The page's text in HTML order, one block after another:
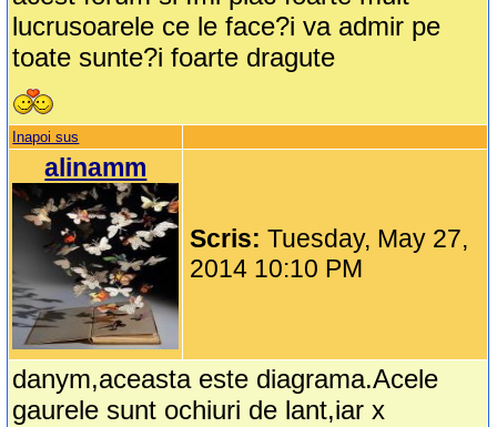
lucrusoarele ce le face?i va admir pe
toate sunte?i foarte dragute
Inapoi sus
alinamm
Scris:Tuesday, May 27,
2014 10:10 PM
danym,aceasta este diagrama.Acele
gaurele sunt ochiuri de lant,iar x